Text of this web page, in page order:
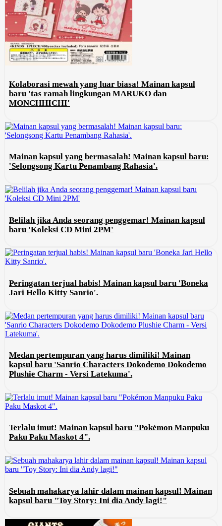
Kolaborasi mewah yang luar biasa! Mainan kapsul
baru 'tas ramah lingkungan MARUKO dan
MONCHHICHI'
Mainan kapsul yang bermasalah! Mainan kapsul baru:
'Selongsong Kartu Penambang Rahasia'.
Belilah jika Anda seorang penggemar! Mainan kapsul
baru 'Koleksi CD Mini 2PM'
Peringatan terjual habis! Mainan kapsul baru 'Boneka
Jari Hello Kitty Sanrio'.
Medan pertempuran yang harus dimiliki! Mainan
kapsul baru 'Sanrio Characters Dokodemo Dokodemo
Plushie Charm - Versi Latekuma'.
Terlalu imut! Mainan kapsul baru "Pokémon Manpuku
Paku Paku Maskot 4".
Sebuah mahakarya lahir dalam mainan kapsul! Mainan
kapsul baru "Toy Story: Ini dia Andy lagi!"